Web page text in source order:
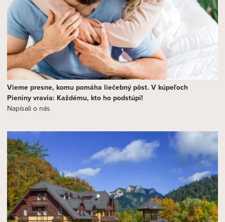
Vieme presne, komu pomáha liečebný pôst. V kúpeľoch
Pieniny vravia: Každému, kto ho podstúpi!
Napísali o nás